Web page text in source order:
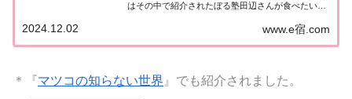
はその中で紹介されたぼる塾田辺さんが食べたい！
した。詳しくはこちら！ぼる塾田辺オススメ「A
WORKS」今日12月2日は、1984...
www.e宿.com
2024.12.02
＊『マツコの知らない世界 』でも紹介されました。